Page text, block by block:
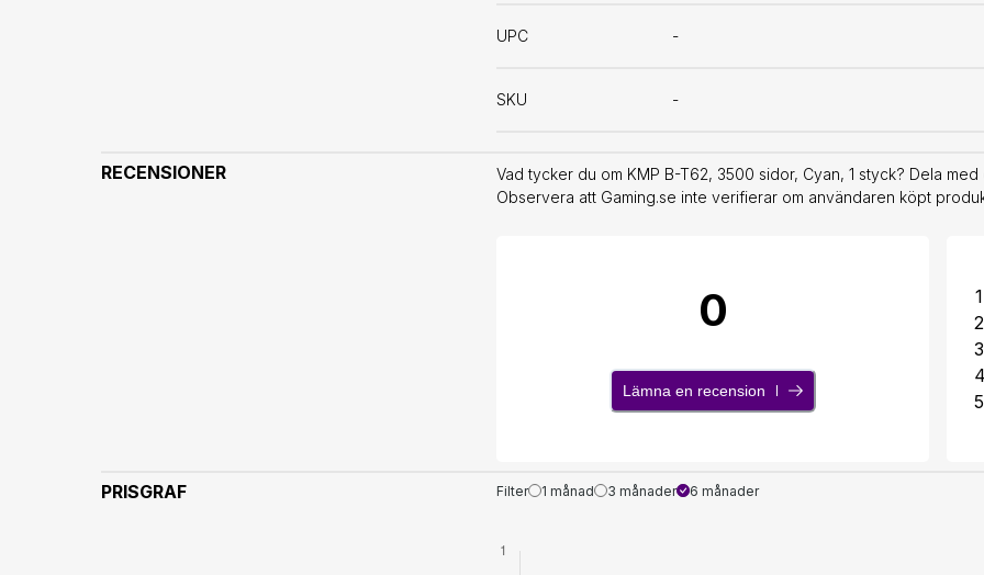
UPC -
SKU -
RECENSIONER
Vad tycker du om KMP B-T62, 3500 sidor, Cyan, 1 styck? Dela
Observera att Gaming.se inte verifierar om användaren köpt
0
Lämna en recension
1
2
3
4
5
PRISGRAF Filter 1 månad 3 månader 6 månader